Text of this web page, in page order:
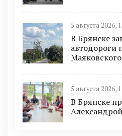
5 августа 2026,
В Брянске
автодороги
Маяковского
5 августа 2026,
В Брянске